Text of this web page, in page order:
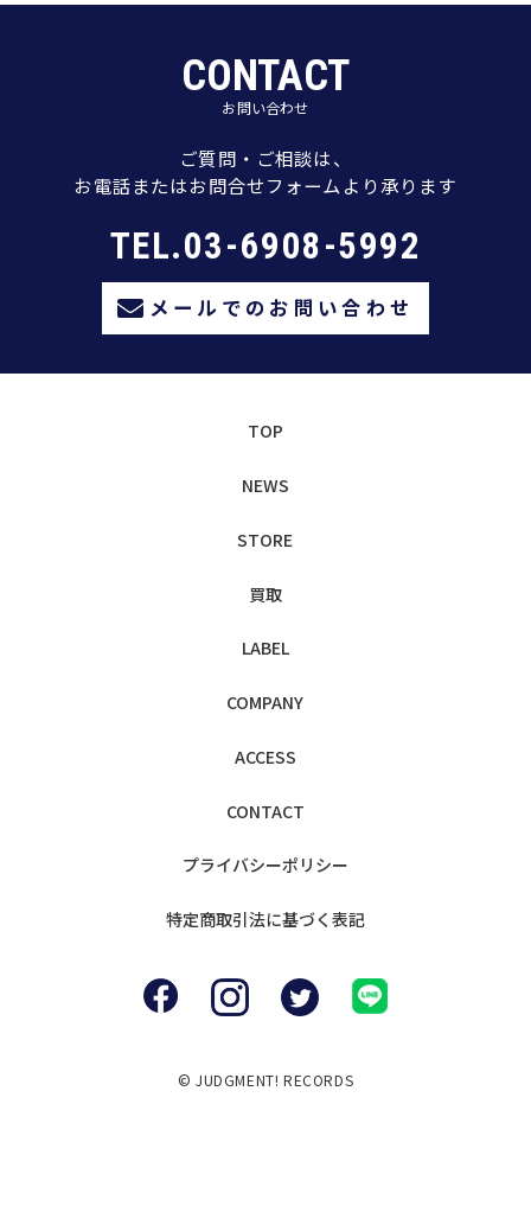
CONTACT
お問い合わせ
ご質問・ご相談は、
お電話またはお問合せフォームより承ります
TEL.03-6908-5992
メールでのお問い合わせ
TOP
NEWS
STORE
買取
LABEL
COMPANY
ACCESS
CONTACT
プライバシーポリシー
特定商取引法に基づく表記
© JUDGMENT! RECORDS